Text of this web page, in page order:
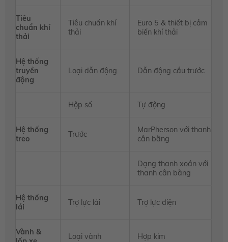
Tiêu
chuẩn khí
thải
Tiêu chuẩn khí
thải
Euro 5 & thiết bị cảm
biến khí thải
Hệ thống
truyền
động
Loại dẫn động Dẫn động cầu trước
Hộp số Tự động
Hệ thống
treo
Trước
MarPherson với thanh
cân bằng
Dạng thanh xoắn với
thanh cân bằng
Hệ thống
lái
Trợ lực lái Trợ lực điện
Vành &
Loại vành Hợp kim